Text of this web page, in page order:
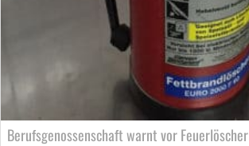
Berufsgenossenschaft warnt vor Feuerlöscher